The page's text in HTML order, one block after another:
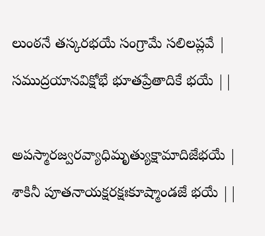
లుంఠనే తస్కరభయే సంగ్రామే సలిలప్లవే |
సముద్రయానవిక్షోభే భూతప్రేతాదికే భయే ||
అపస్మారజ్వరవ్యాధిమృత్యుక్షామాదిజేభయే |
శాకినీ పూతనాయక్షరక్షఃకూష్మాండజే భయే ||